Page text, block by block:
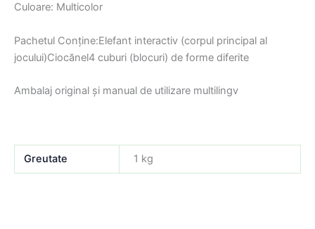
Culoare: Multicolor
Pachetul Conține:Elefant interactiv (corpul principal al
jocului)Ciocănel4 cuburi (blocuri) de forme diferite
Ambalaj original și manual de utilizare multilingv
Greutate 1 kg